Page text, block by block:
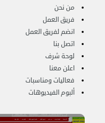
هاف لوري لتوصيل ونقل العفش 65818808
الخميس 14 سبتمبر 2023 03:06 م
من نحن
فريق العمل
انضم لفريق العمل
اتصل بنا
لوحة شرف
اعلن معنا
فعاليات ومناسبات
ألبوم الفيديوهات